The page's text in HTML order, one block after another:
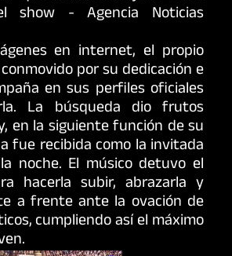
en internet, el propio
por su dedicación e
en sus perfiles oficiales
La búsqueda dio frutos
en la siguiente función de su
fue recibida como la invitada
noche. El músico detuvo el
hacerla subir, abrazarla y
a frente ante la ovación de
cumpliendo así el máximo